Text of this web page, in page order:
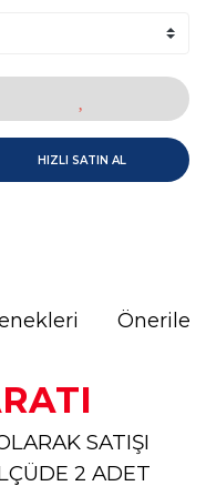
HIZLI SATIN AL
SATIŞI
2 ADET